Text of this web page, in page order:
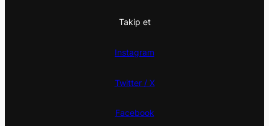
Takip et
Instagram
Twitter / X
Facebook